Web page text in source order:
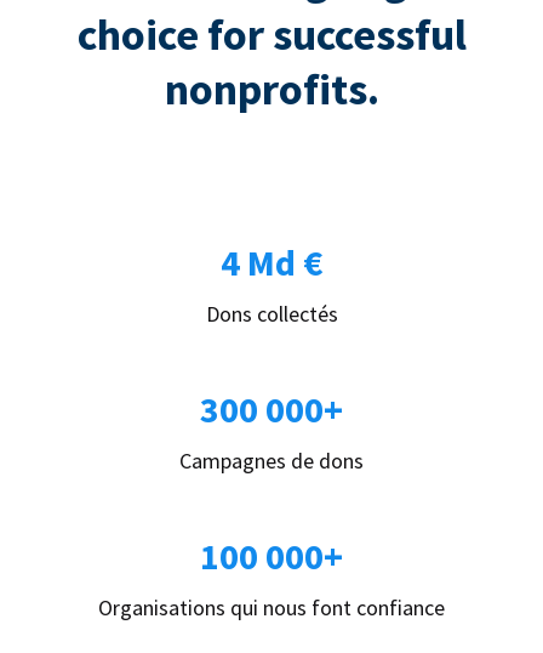
choice for successful
nonprofits.
4 Md €
Dons collectés
300 000+
Campagnes de dons
100 000+
Organisations qui nous font confiance